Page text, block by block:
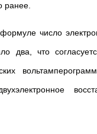
ранее.
число
два, что